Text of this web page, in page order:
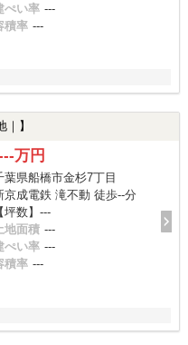
ぺい率 ---
積率 ---
｜】
万円
葉県船橋市金杉7丁目
京成電鉄 滝不動 徒歩--分
【坪数】---
地面積 ---
ぺい率 ---
積率 ---